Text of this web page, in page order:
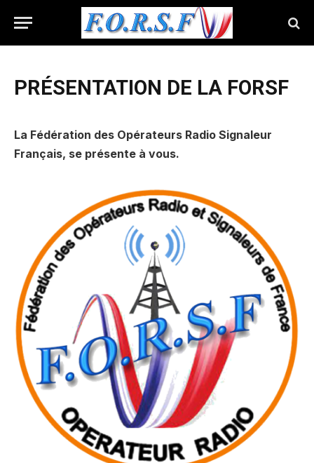
PRÉSENTATION DE LA FORSF
La Fédération des Opérateurs Radio Signaleur
Français, se présente à vous.